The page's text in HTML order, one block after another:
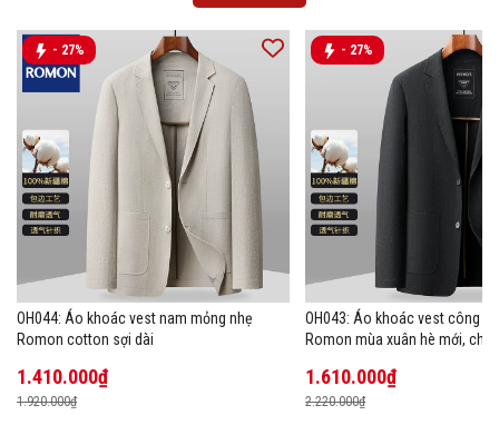
- 27%
OH044: Áo khoác vest nam mỏng nhẹ
Romon cotton sợi dài
1.410.000₫
1.920.000₫
- 27%
OH043: Áo khoác vest công
Romon mùa xuân hè mới,
1.610.000₫
2.220.000₫